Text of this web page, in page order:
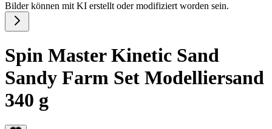
Bilder können mit KI erstellt oder modifiziert worden sein.
Spin Master Kinetic Sand
Sandy Farm Set Modelliersand
340 g